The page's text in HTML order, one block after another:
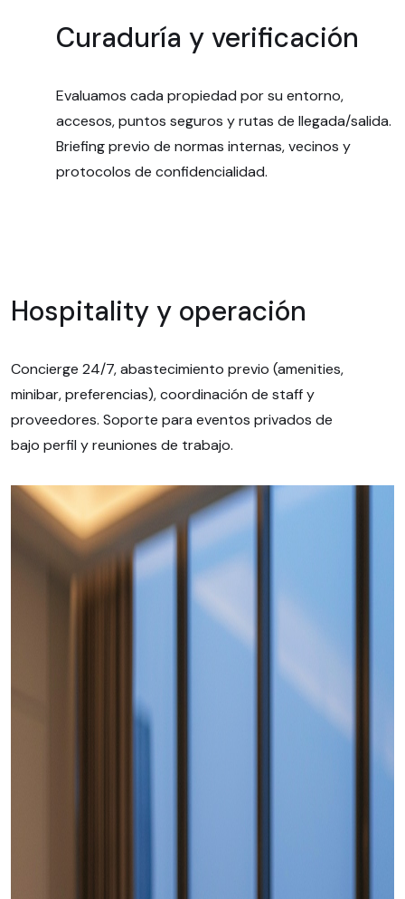
Curaduría y verificación
Evaluamos cada propiedad por su entorno,
accesos, puntos seguros y rutas de llegada/salida.
Briefing previo de normas internas, vecinos y
protocolos de confidencialidad.
Hospitality y operación
Concierge 24/7, abastecimiento previo (amenities,
minibar, preferencias), coordinación de staff y
proveedores. Soporte para eventos privados de
bajo perfil y reuniones de trabajo.